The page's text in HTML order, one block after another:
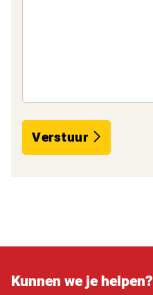
Verstuur
Kunnen we je helpen?